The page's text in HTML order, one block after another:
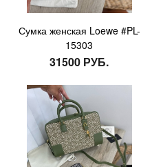
Сумка женская Loewe #PL-
15303
31500 РУБ.